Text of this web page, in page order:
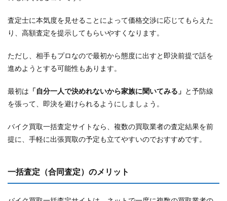
査定士に本気度を見せることによって価格交渉に応じてもらえた
り、高額査定を提示してもらいやすくなります。
ただし、相手もプロなので最初から態度に出すと即決前提で話を
進めようとする可能性もあります。
最初は 「自分一人で決めれないから家族に聞いてみる」 と予防線
を張って、即決を避けられるようにしましょう。
バイク買取一括査定サイトなら、複数の買取業者の査定結果を前
提に、手軽に出張買取の予定も立てやすいのでおすすめです。
一括査定（合同査定）のメリット